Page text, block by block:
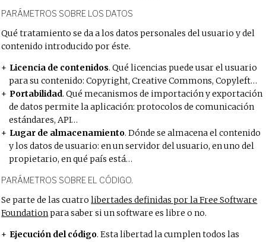
PARÁMETROS SOBRE LOS DATOS
Qué tratamiento se da a los datos personales del usuario y del
contenido introducido por éste.
Licencia de contenidos. Qué licencias puede usar el usuario
para su contenido: Copyright, Creative Commons, Copyleft…
Portabilidad. Qué mecanismos de importación y exportación
de datos permite la aplicación: protocolos de comunicación
estándares, API…
Lugar de almacenamiento. Dónde se almacena el contenido
y los datos de usuario: en un servidor del usuario, en uno del
propietario, en qué país está…
PARÁMETROS SOBRE EL CÓDIGO.
Se parte de las cuatrolibertades definidas por la Free Software
Foundationpara saber si un software es libre o no.
Ejecución del código. Esta libertad la cumplen todos las